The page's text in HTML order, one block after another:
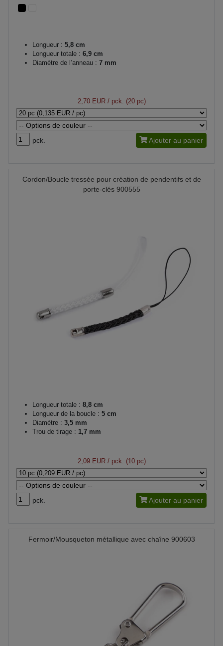
Longueur : 5,8 cm
Longueur totale : 6,9 cm
Diamètre de l’anneau : 7 mm
2,70 EUR/ pck. (20 pc)
pck. Ajouter au panier
Cordon/Boucle tressée pour création de pendentifs et de
porte-clés 900555
Longueur totale : 8,8 cm
Longueur de la boucle : 5 cm
Diamètre : 3,5 mm
Trou de tirage : 1,7 mm
2,09 EUR/ pck. (10 pc)
pck. Ajouter au panier
Fermoir/Mousqueton métallique avec chaîne 900603